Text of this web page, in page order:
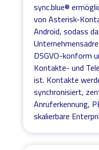
sync.blue®
von Asterisk-
Android, sodass
DSGVO-konform
Kontakte- und
ist. Kontakte
synchronisiert,
Anruferkennung,
skalierbare